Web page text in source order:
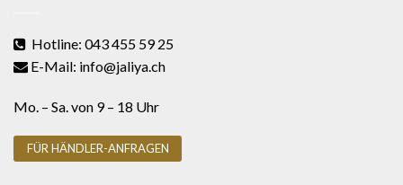
Hotline: 043 455 59 25
E-Mail: info@jaliya.ch
Mo. – Sa. von 9 – 18 Uhr
FÜR HÄNDLER-ANFRAGEN